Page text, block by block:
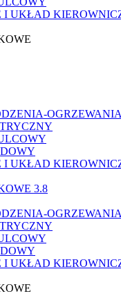
I UKŁAD
OGRZEWANIA
I UKŁAD
3.8
OGRZEWANIA
I UKŁAD